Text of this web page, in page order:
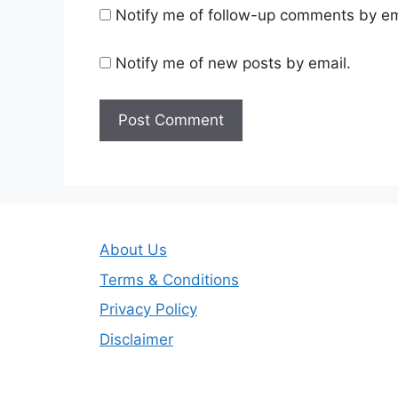
Notify me of follow-up comments by
Notify me of new posts by email.
About Us
Terms & Conditions
Privacy Policy
Disclaimer